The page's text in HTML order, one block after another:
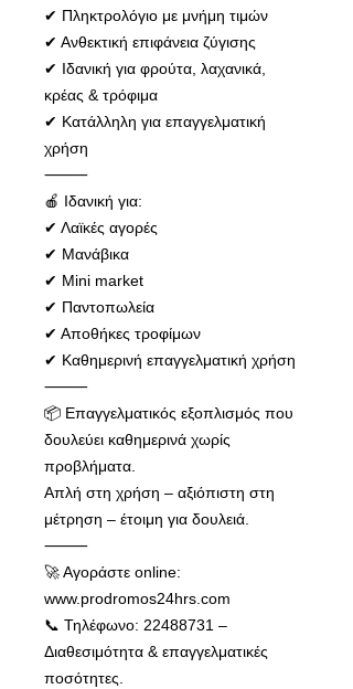
✔ Πληκτρολόγιο με μνήμη τιμών
✔ Ανθεκτική επιφάνεια ζύγισης
✔ Ιδανική για φρούτα, λαχανικά,
κρέας & τρόφιμα
✔ Κατάλληλη για επαγγελματική
χρήση
⸻
🍎 Ιδανική για:
✔ Λαϊκές αγορές
✔ Μανάβικα
✔ Mini market
✔ Παντοπωλεία
✔ Αποθήκες τροφίμων
✔ Καθημερινή επαγγελματική χρήση
⸻
📦 Επαγγελματικός εξοπλισμός που
δουλεύει καθημερινά χωρίς
προβλήματα.
Απλή στη χρήση – αξιόπιστη στη
μέτρηση – έτοιμη για δουλειά.
⸻
🚀 Αγοράστε online:
www.prodromos24hrs.com
📞 Τηλέφωνο: 22488731 –
Διαθεσιμότητα & επαγγελματικές
ποσότητες.